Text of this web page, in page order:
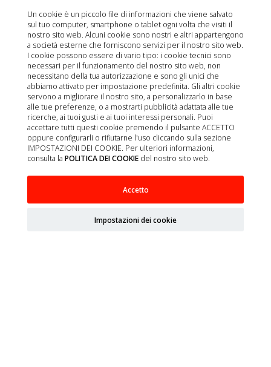
Link rapidi
Contatto
Chi siamo
Politica sulla privacy
Politica di qualità
Politica sui cookie
Un cookie è un piccolo file di informazioni che viene salvato
sul tuo computer, smartphone o tablet ogni volta che visiti il
nostro sito web. Alcuni cookie sono nostri e altri appartengono
a società esterne che forniscono servizi per il nostro sito web.
I cookie possono essere di vario tipo: i cookie tecnici sono
necessari per il funzionamento del nostro sito web, non
necessitano della tua autorizzazione e sono gli unici che
abbiamo attivato per impostazione predefinita. Gli altri cookie
servono a migliorare il nostro sito, a personalizzarlo in base
alle tue preferenze, o a mostrarti pubblicità adattata alle tue
ricerche, ai tuoi gusti e ai tuoi interessi personali. Puoi
accettare tutti questi cookie premendo il pulsante ACCETTO
oppure configurarli o rifiutarne l'uso cliccando sulla sezione
IMPOSTAZIONI DEI COOKIE. Per ulteriori informazioni,
consulta la POLITICA DEI COOKIEdel nostro sito web.
Accetto
Impostazioni dei cookie